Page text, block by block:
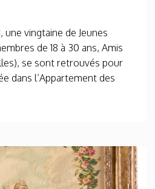
vingtaine de Jeunes
de 18 à 30 ans, Amis
se sont retrouvés pour
dans l’Appartement des